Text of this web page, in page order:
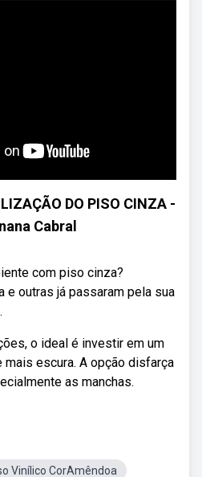
DO PISO CINZA -
Cabral
com piso cinza?
e outras já passaram pela sua
o ideal é investir em um
escura. A opção disfarça
as manchas.
Vinílico CorAmêndoa